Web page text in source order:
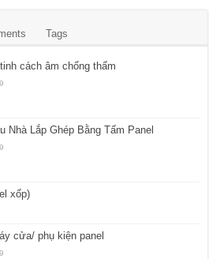
Tags
cách âm chống thấm
Nhà Lắp Ghép Bằng Tấm Panel
xốp)
cửa/ phụ kiện panel